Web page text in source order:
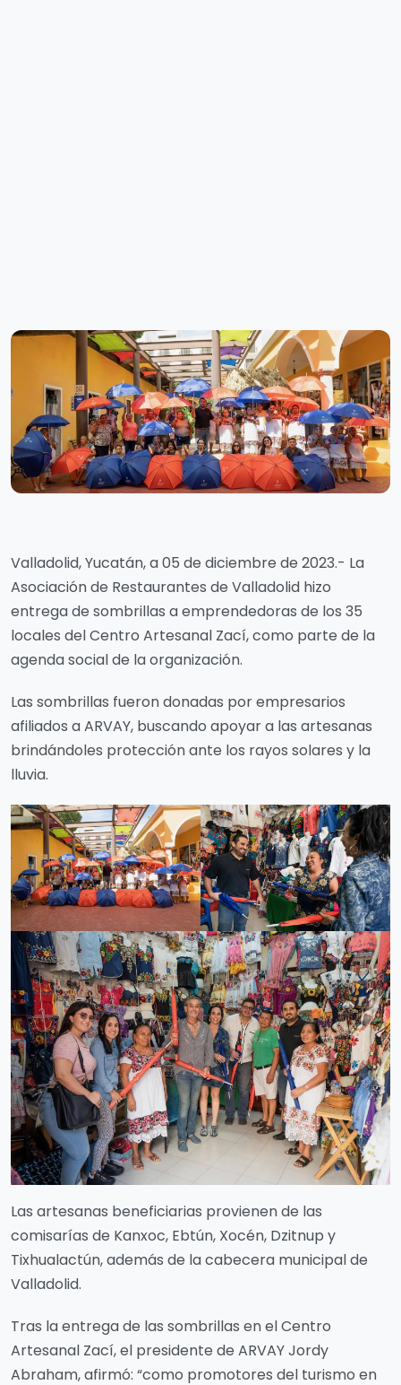
Valladolid, Yucatán, a 05 de diciembre de 2023.- La
Asociación de Restaurantes de Valladolid hizo
entrega de sombrillas a emprendedoras de los 35
locales del Centro Artesanal Zací, como parte de la
agenda social de la organización.
Las sombrillas fueron donadas por empresarios
afiliados a ARVAY, buscando apoyar a las artesanas
brindándoles protección ante los rayos solares y la
lluvia.
Las artesanas beneficiarias provienen de las
comisarías de Kanxoc, Ebtún, Xocén, Dzitnup y
Tixhualactún, además de la cabecera municipal de
Valladolid.
Tras la entrega de las sombrillas en el Centro
Artesanal Zací, el presidente de ARVAY Jordy
Abraham, afirmó: “como promotores del turismo en